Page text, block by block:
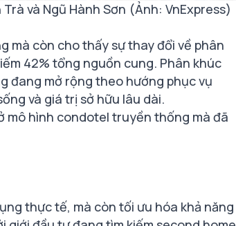
và Ngũ Hành Sơn (Ảnh: VnExpress)
mà còn cho thấy sự thay đổi về phân
42% tổng nguồn cung. Phân khúc
đang mở rộng theo hướng phục vụ
và giá trị sở hữu lâu dài.
mô hình condotel truyền thống mà đã
thực tế, mà còn tối ưu hóa khả năng